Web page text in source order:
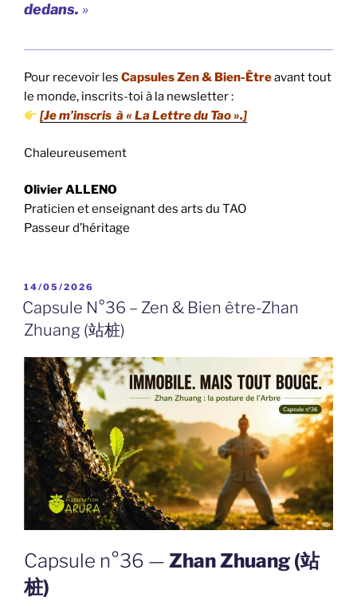
dedans. »
Pour recevoir les Capsules Zen & Bien-Êtreavant tout
le monde, inscrits-toi à la newsletter :
[Je m’inscris à « La Lettre du Tao ».]
Chaleureusement
Olivier ALLENO
Praticien et enseignant des arts du TAO
Passeur d’héritage
PUBLIÉ
LE
14/05/2026
Capsule N°36 – Zen & Bien être-Zhan
Zhuang (站桩)
Capsule n°36 — Zhan Zhuang (站
桩)